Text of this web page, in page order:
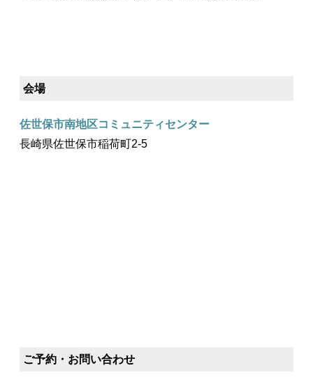
会場
佐世保市南地区コミュニティセンター
長崎県佐世保市稲荷町2-5
ご予約・お問い合わせ